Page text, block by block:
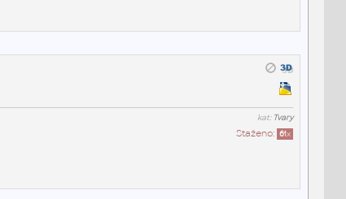
kat: Tvary
Staženo: 61x